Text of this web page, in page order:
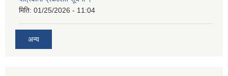
मिति: 01/25/2026 - 11:04
अन्य